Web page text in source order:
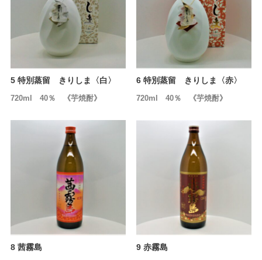
5 特別蒸留 きりしま〈白〉
720ml 40％ 《芋焼酎》
6 特別蒸留 きりしま〈赤〉
720ml 40％ 《芋焼酎》
8 茜霧島 9 赤霧島